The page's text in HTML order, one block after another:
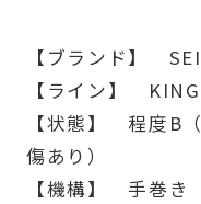
【ブランド】
【ライン】
【状態】 程度B
傷あり）
【機構】 手巻き